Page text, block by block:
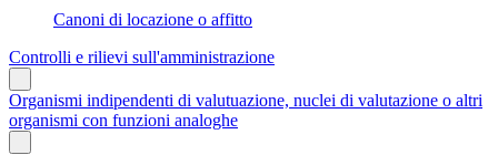
Canoni di locazione o affitto
Controlli e rilievi sull'amministrazione
Organismi indipendenti di valutuazione, nuclei di valutazione o altri
organismi con funzioni analoghe